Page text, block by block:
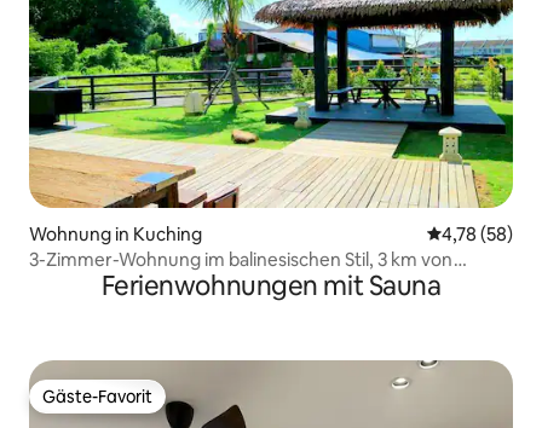
Wohnung in Kuching
4,78 (58)
3-Zimmer-Wohnung im balinesischen Stil, 3 km von
VivaCity entfernt
Ferienwohnungen mit Sauna
Gäste-Favorit
Gäste-Favorit